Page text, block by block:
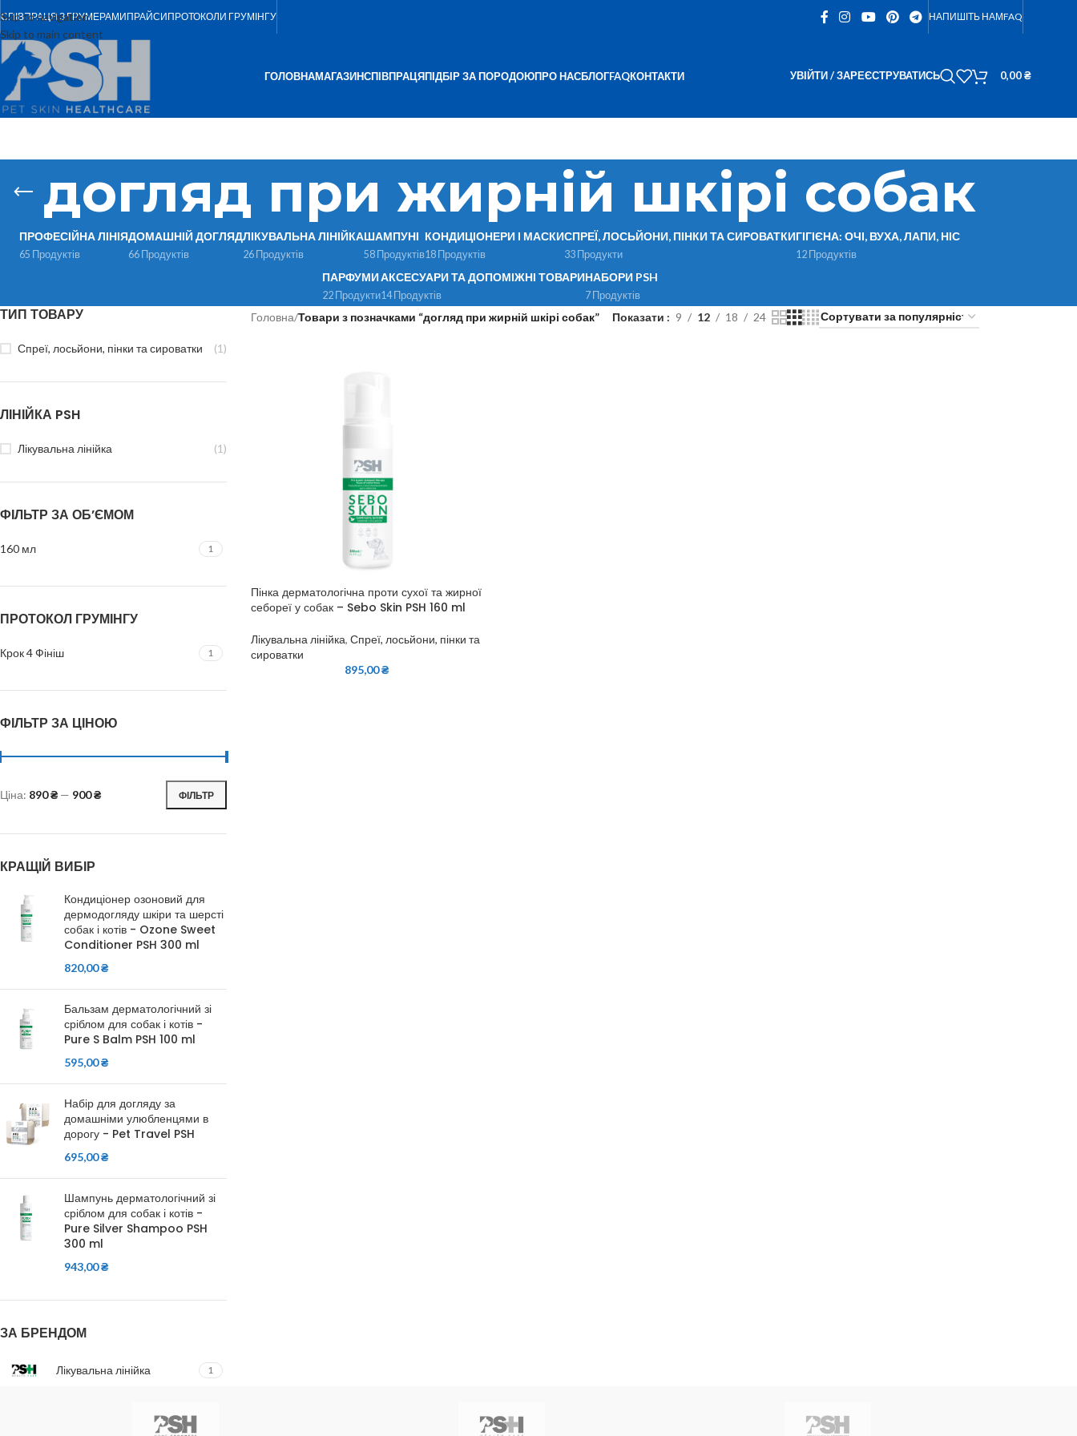
Skip to navigation
Skip to main content
СПІВПРАЦЯ З ГРУМЕРАМИПРАЙСИПРОТОКОЛИ ГРУМІНГУ НАПИШІТЬ НАМFAQ
ГОЛОВНАМАГАЗИНСПІВПРАЦЯПІДБІР ЗА ПОРОДОЮПРО НАСБЛОГFAQКОНТАКТИ УВІЙТИ / ЗАРЕЄСТРУВАТИСЬ 0,00₴
догляд при жирній шкірі собак
ПРОФЕСІЙНА ЛІНІЯ
65 Продуктів
ДОМАШНІЙ ДОГЛЯД
66 Продуктів
ЛІКУВАЛЬНА ЛІНІЙКА
26 Продуктів
ШАМПУНІ
58 Продуктів
КОНДИЦІОНЕРИ І МАСКИ
18 Продуктів
СПРЕЇ, ЛОСЬЙОНИ, ПІНКИ ТА СИРОВАТКИ
33 Продукти
ГІГІЄНА: ОЧІ, ВУХА, ЛАПИ, НІС
12 Продуктів
ПАРФУМИ
22 Продукти
АКСЕСУАРИ ТА ДОПОМІЖНІ ТОВАРИ
14 Продуктів
НАБОРИ PSH
7 Продуктів
ТИП ТОВАРУ
Спреї, лосьйони, пінки та сироватки (1)
ЛІНІЙКА PSH
Лікувальна лінійка (1)
ФІЛЬТР ЗА ОБ’ЄМОМ
160 мл 1
ПРОТОКОЛ ГРУМІНГУ
Крок 4 Фініш 1
ФІЛЬТР ЗА ЦІНОЮ
ФІЛЬТР
Ціна: 890 ₴ — 900 ₴
КРАЩІЙ ВИБІР
Кондиціонер озоновий для
дермодогляду шкіри та шерсті
собак і котів - Ozone Sweet
Conditioner PSH 300 ml
820,00₴
Бальзам дерматологічний зі
сріблом для собак і котів -
Pure S Balm PSH 100 ml
595,00₴
Набір для догляду за
домашніми улюбленцями в
дорогу - Pet Travel PSH
695,00₴
Шампунь дерматологічний зі
сріблом для собак і котів -
Pure Silver Shampoo PSH
300 ml
943,00₴
ЗА БРЕНДОМ
Лікувальна лінійка 1
Головна/Товари з позначками “догляд при жирній шкірі собак” Показати 9 12 18 24
Пінка дерматологічна проти сухої та жирної
себореї у собак – Sebo Skin PSH 160 ml
Лікувальна лінійка, Спреї, лосьйони, пінки та
сироватки
895,00₴